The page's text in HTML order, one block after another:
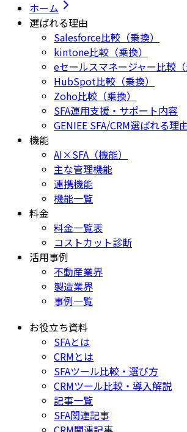
ホーム
選ばれる理由
Salesforce比較（乗換）
kintone比較（乗換）
eセールスマネージャー比較（
HubSpot比較（乗換）
Zoho比較（乗換）
SFA運用支援・サポート内容
GENIEE SFA/CRM選ばれる理
機能
AI×SFA（機能）
主な管理機能
連携機能
機能一覧
料金
料金一覧表
コストカット診断
活用事例
不動産業界
製造業界
事例一覧
お役立ち資料
SFAとは
CRMとは
SFAツール比較・選び方
CRMツール比較・導入解説
記事一覧
SFA関連記事